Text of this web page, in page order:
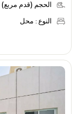
الحجم (قدم مربع)
النوع : محل